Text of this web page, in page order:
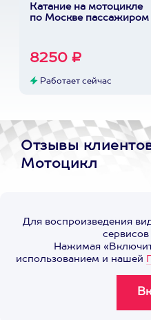
Катание на мотоцикле
по Москве пассажиром
8250 ₽
Работает сейчас
Отзывы
Мотоцикл
Для воспроизведения
Нажимая
использованием и нашей